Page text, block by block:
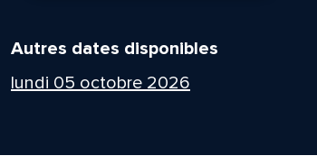
Autres dates disponibles
lundi 05 octobre 2026